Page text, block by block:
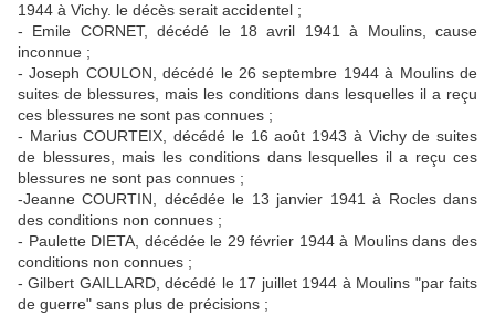
1944 à Vichy. le décès serait accidentel ;
- Emile CORNET, décédé le 18 avril 1941 à Moulins, cause
inconnue ;
- Joseph COULON, décédé le 26 septembre 1944 à Moulins de
suites de blessures, mais les conditions dans lesquelles il a reçu
ces blessures ne sont pas connues ;
- Marius COURTEIX, décédé le 16 août 1943 à Vichy de suites
de blessures, mais les conditions dans lesquelles il a reçu ces
blessures ne sont pas connues ;
-Jeanne COURTIN, décédée le 13 janvier 1941 à Rocles dans
des conditions non connues ;
- Paulette DIETA, décédée le 29 février 1944 à Moulins dans des
conditions non connues ;
- Gilbert GAILLARD, décédé le 17 juillet 1944 à Moulins "par faits
de guerre" sans plus de précisions ;